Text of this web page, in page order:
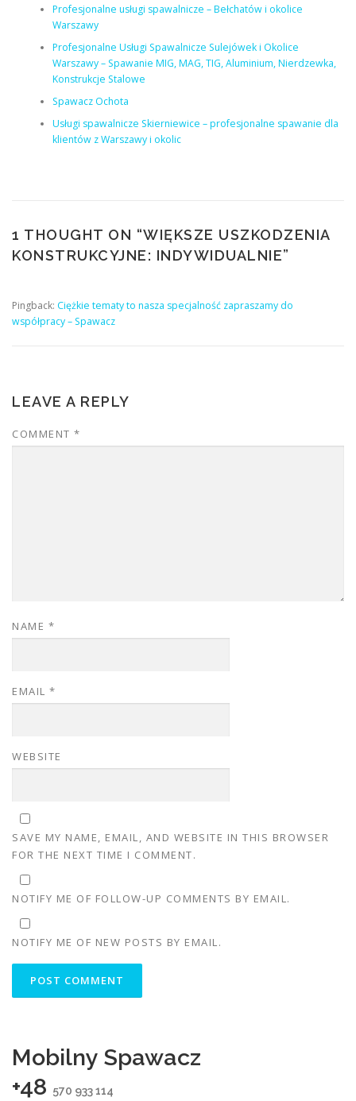
Profesjonalne usługi spawalnicze – Bełchatów i okolice
Warszawy
Profesjonalne Usługi Spawalnicze Sulejówek i Okolice
Warszawy – Spawanie MIG, MAG, TIG, Aluminium, Nierdzewka,
Konstrukcje Stalowe
Spawacz Ochota
Usługi spawalnicze Skierniewice – profesjonalne spawanie dla
klientów z Warszawy i okolic
1 THOUGHT ON “WIĘKSZE USZKODZENIA
KONSTRUKCYJNE: INDYWIDUALNIE”
Pingback: Ciężkie tematy to nasza specjalność zapraszamy do
współpracy – Spawacz
LEAVE A REPLY
COMMENT *
NAME *
EMAIL *
WEBSITE
SAVE MY NAME, EMAIL, AND WEBSITE IN THIS BROWSER
FOR THE NEXT TIME I COMMENT.
NOTIFY ME OF FOLLOW-UP COMMENTS BY EMAIL.
NOTIFY ME OF NEW POSTS BY EMAIL.
Mobilny Spawacz
+48 570 933 114